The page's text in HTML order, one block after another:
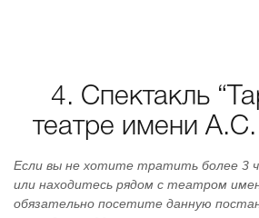
4. Спектакль
театре имени
Если вы не хотите тратить более 3
или находитесь рядом с театром
обязательно посетите данную